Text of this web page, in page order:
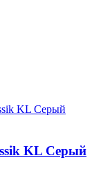
KL Серый